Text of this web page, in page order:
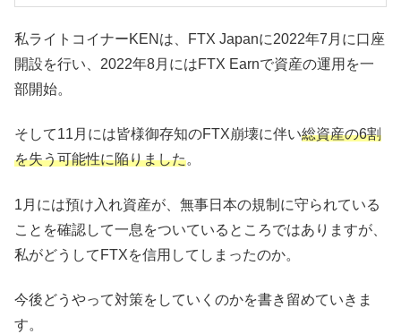
私ライトコイナーKENは、FTX Japanに2022年7月に口座
開設を行い、2022年8月にはFTX Earnで資産の運用を一
部開始。
そして11月には皆様御存知のFTX崩壊に伴い総資産の6割
を失う可能性に陥りました。
1月には預け入れ資産が、無事日本の規制に守られている
ことを確認して一息をついているところではありますが、
私がどうしてFTXを信用してしまったのか。
今後どうやって対策をしていくのかを書き留めていきま
す。